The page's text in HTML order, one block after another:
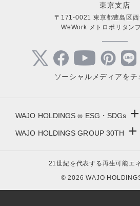
東京支店
〒171-0021 東京都豊島区
WeWork メトロポリタン
ソーシャルメディアをチ
WAJO HOLDINGS ∞ ESG・SDGs +
WAJO HOLDINGS GROUP 30TH +
21世紀を代表する再生可能エ
© 2026 WAJO